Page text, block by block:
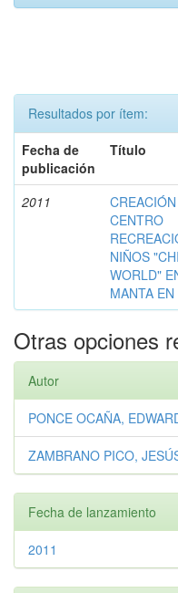
Resultados por ítem:
Fecha de
publicación
Título
2011
CENTRO
NIÑOS
WORLD"
MANTA
Otras opciones
Autor
PONCE OCAÑA,
ZAMBRANO PICO,
Fecha de lanzamiento
2011